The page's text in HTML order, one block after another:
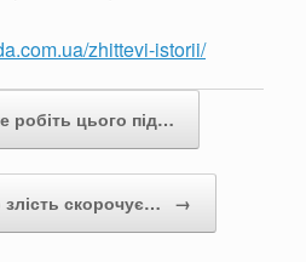
zhittevi-istorii/
робіть цього під…
злість скорочує… →